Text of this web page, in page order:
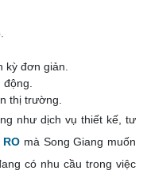
kỳ đơn giản.
thị trường.
như dịch vụ thiết kế, tư
mà Song Giang muốn
có nhu cầu trong việc